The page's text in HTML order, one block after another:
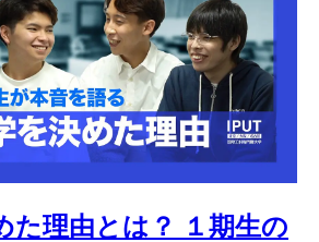
た理由とは？ １期生の